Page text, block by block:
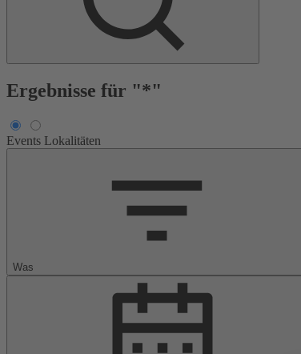
Ergebnisse für "*"
Events Lokalitäten
Was